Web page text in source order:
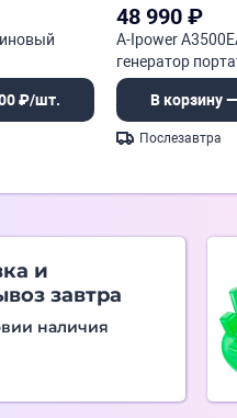
₽/шт.
48 990₽
A-Ipower
генератор
В корзину
Послезавтра
и
завтра
наличия